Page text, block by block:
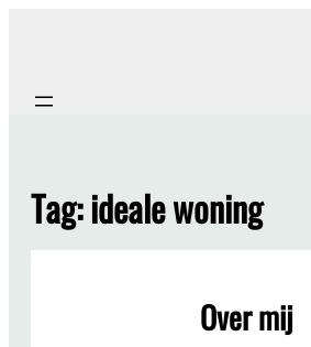
inhoud
Tag:ideale woning
Over mij